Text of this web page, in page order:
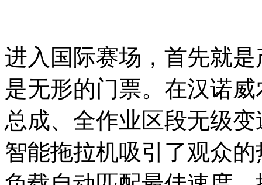
进入国际赛场，首先就
是无形的门票。在汉诺
总成、全作业区段无级
智能拖拉机吸引了观众